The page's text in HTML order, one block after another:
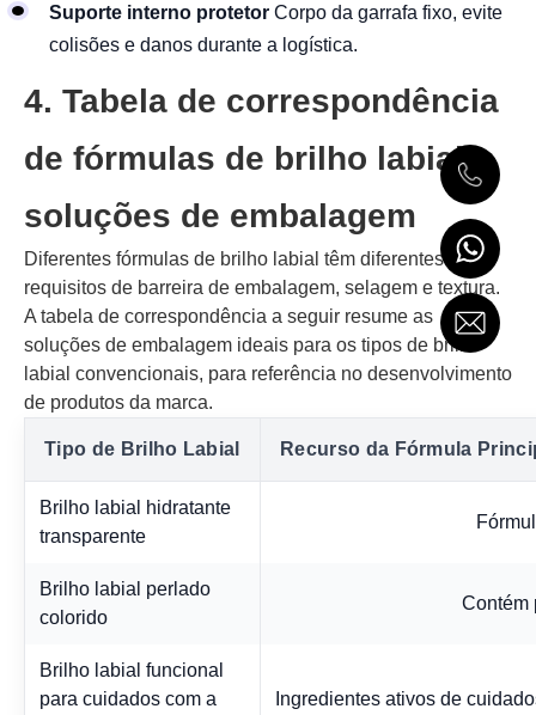
Suporte interno protetor Corpo da garrafa fixo, evite
colisões e danos durante a logística.
4. Tabela de correspondência
de fórmulas de brilho labial e
soluções de embalagem
Diferentes fórmulas de brilho labial têm diferentes
requisitos de barreira de embalagem, selagem e textura.
A tabela de correspondência a seguir resume as
soluções de embalagem ideais para os tipos de brilho
labial convencionais, para referência no desenvolvimento
de produtos da marca.
Tipo de Brilho Labial Recurso da Fórmula
Brilho labial hidratante
transparente
Brilho labial perlado
colorido
Contém
Brilho labial funcional
para cuidados com a
Ingredientes ativos de